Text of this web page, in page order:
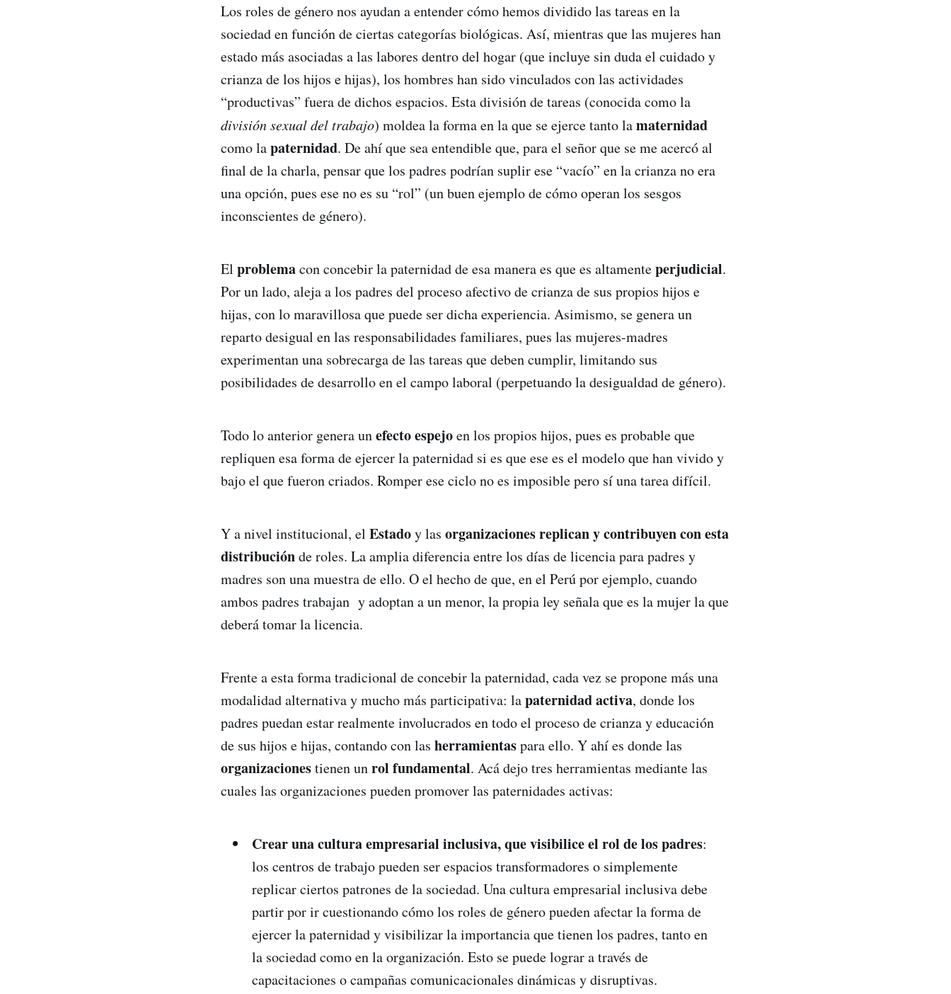
Los roles de género nos ayudan a entender cómo hemos dividido las tareas en la
sociedad en función de ciertas categorías biológicas. Así, mientras que las mujeres han
estado más asociadas a las labores dentro del hogar (que incluye sin duda el cuidado y
crianza de los hijos e hijas), los hombres han sido vinculados con las actividades
“productivas” fuera de dichos espacios. Esta división de tareas (conocida como la
división sexual del trabajo) moldea la forma en la que se ejerce tanto lamaternidad
como lapaternidad. De ahí que sea entendible que, para el señor que se me acercó al
final de la charla, pensar que los padres podrían suplir ese “vacío” en la crianza no era
una opción, pues ese no es su “rol” (un buen ejemplo de cómo operan los sesgos
inconscientes de género).
El problemacon concebir la paternidad de esa manera es que es altamenteperjudicial.
Por un lado, aleja a los padres del proceso afectivo de crianza de sus propios hijos e
hijas, con lo maravillosa que puede ser dicha experiencia. Asimismo, se genera un
reparto desigual en las responsabilidades familiares, pues las mujeres-madres
experimentan una sobrecarga de las tareas que deben cumplir, limitando sus
posibilidades de desarrollo en el campo laboral (perpetuando la desigualdad de género).
Todo lo anterior genera unefecto espejoen los propios hijos, pues es probable que
repliquen esa forma de ejercer la paternidad si es que ese es el modelo que han vivido y
bajo el que fueron criados. Romper ese ciclo no es imposible pero sí una tarea difícil.
Y a nivel institucional, el Estadoy las organizacionesreplican y contribuyen con esta
distribuciónde roles. La amplia diferencia entre los días de licencia para padres y
madres son una muestra de ello. O el hecho de que, en el Perú por ejemplo, cuando
ambos padres trabajan y adoptan a un menor, la propia ley señala que es la mujer la que
deberá tomar la licencia.
Frente a esta forma tradicional de concebir la paternidad, cada vez se propone más una
modalidad alternativa y mucho más participativa: lapaternidad activa, donde los
padres puedan estar realmente involucrados en todo el proceso de crianza y educación
de sus hijos e hijas, contando con las herramientaspara ello. Y ahí es donde las
organizacionestienen unrol fundamental. Acá dejo tres herramientas mediante las
cuales las organizaciones pueden promover las paternidades activas:
Crear una cultura empresarial inclusiva, que visibilice el rol de los padres:
los centros de trabajo pueden ser espacios transformadores o simplemente
replicar ciertos patrones de la sociedad. Una cultura empresarial inclusiva debe
partir por ir cuestionando cómo los roles de género pueden afectar la forma de
ejercer la paternidad y visibilizar la importancia que tienen los padres, tanto en
la sociedad como en la organización. Esto se puede lograr a través de
capacitaciones o campañas comunicacionales dinámicas y disruptivas.